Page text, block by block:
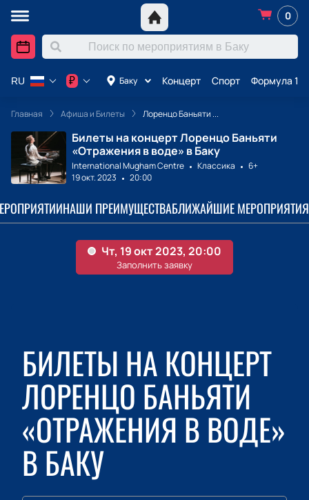
0
Баку Концерт Спорт Формула 1
RU ₽
Главная Афиша и Билеты Лоренцо Баньяти ...
Билеты на концерт Лоренцо Баньяти
«Отражения в воде» в Баку
International Mugham Centre Классика
6+
19 окт. 2023
20:00
НАШИ ПРЕИМУЩЕСТВАБЛИЖАЙШИЕ МЕРОПРИЯТИЯ
БИЛЕТЫ НА КОНЦЕРТ
ЛОРЕНЦО БАНЬЯТИ
«ОТРАЖЕНИЯ В ВОДЕ»
В БАКУ